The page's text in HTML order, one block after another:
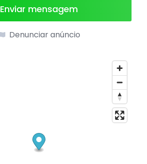
Enviar mensagem
Denunciar anúncio